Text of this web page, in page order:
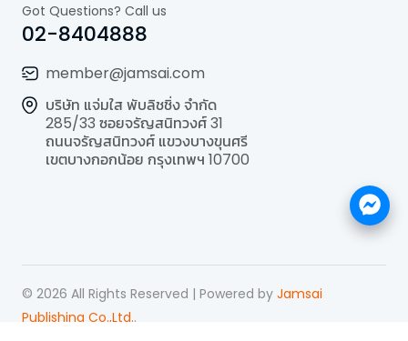
Got Questions? Call us
02-8404888
member@jamsai.com
บริษัท แจ่มใส พับลิชชิ่ง จำกัด
285/33 ซอยจรัญสนิทวงศ์ 31
ถนนจรัญสนิทวงศ์ แขวงบางขุนศรี
เขตบางกอกน้อย กรุงเทพฯ 10700
© 2026 All Rights Reserved | Powered by Jamsai
Publishing Co.,Ltd..